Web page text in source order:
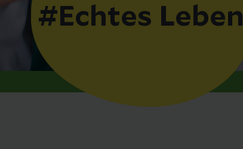
#Echtes Leben